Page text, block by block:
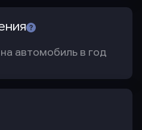
автомобиль в год